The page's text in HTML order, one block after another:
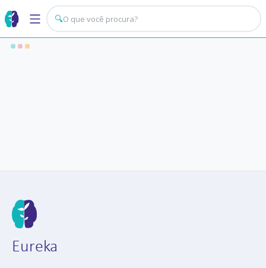
🔍
Eureka